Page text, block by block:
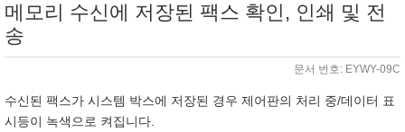
메모리 수신에 저장된 팩스 확인, 인쇄 및 전
송
문서 번호: EYWY-09C
수신된 팩스가 시스템 박스에 저장된 경우 제어판의 처리 중/데이터 표
시등이 녹색으로 켜집니다.